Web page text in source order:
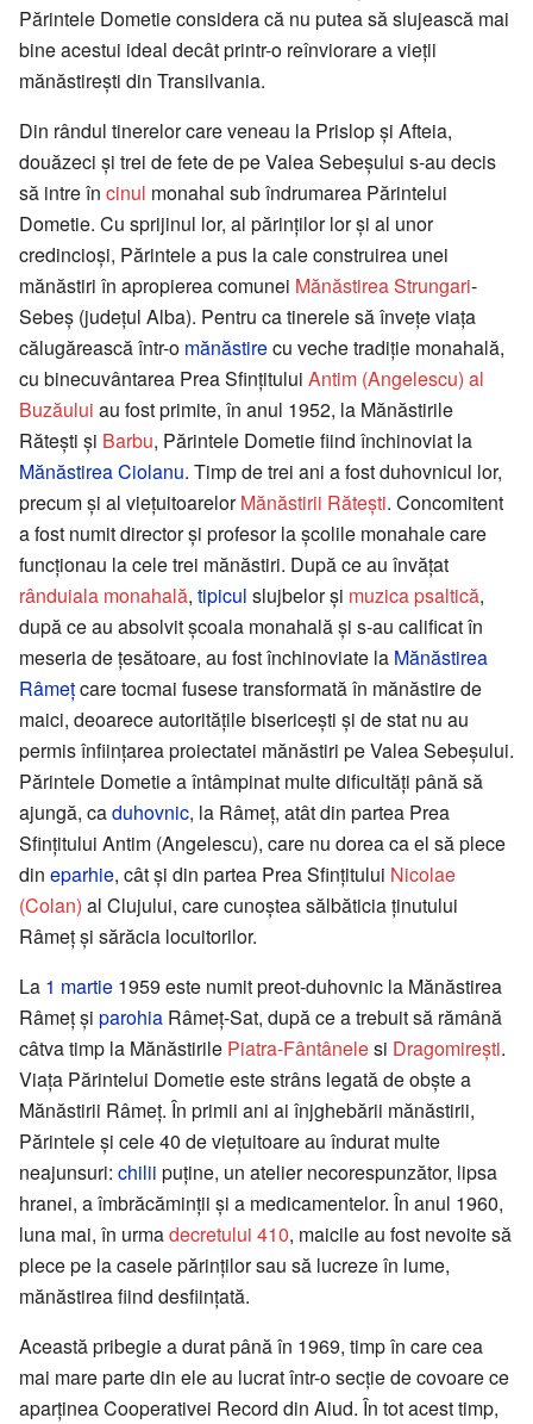
Părintele Dometie considera că nu putea să slujească mai
bine acestui ideal decât printr-o reînviorare a vieţii
mănăstireşti din Transilvania.
Din rândul tinerelor care veneau la Prislop şi Afteia,
douăzeci şi trei de fete de pe Valea Sebeşului s-au decis
să intre în cinul monahal sub îndrumarea Părintelui
Dometie. Cu sprijinul lor, al părinţilor lor şi al unor
credincioşi, Părintele a pus la cale construirea unei
mănăstiri în apropierea comunei Mănăstirea Strungari-
Sebeş (judeţul Alba). Pentru ca tinerele să înveţe viaţa
călugărească într-o mănăstirecu veche tradiţie monahală,
cu binecuvântarea Prea Sfinţitului Antim (Angelescu) al
Buzăului au fost primite, în anul 1952, la Mănăstirile
Răteşti şi Barbu, Părintele Dometie fiind închinoviat la
Mănăstirea Ciolanu. Timp de trei ani a fost duhovnicul lor,
precum şi al vieţuitoarelorMănăstirii Răteşti. Concomitent
a fost numit director şi profesor la şcolile monahale care
funcţionau la cele trei mănăstiri. După ce au învăţat
rânduiala monahală, tipicul slujbelor şi muzica psaltică,
după ce au absolvit şcoala monahală şi s-au calificat în
meseria de ţesătoare, au fost închinoviate la Mănăstirea
Râmeţcare tocmai fusese transformată în mănăstire de
maici, deoarece autorităţile bisericeşti şi de stat nu au
permis înfiinţarea proiectatei mănăstiri pe Valea Sebeşului.
Părintele Dometie a întâmpinat multe dificultăţi până să
ajungă, caduhovnic, la Râmeţ, atât din partea Prea
Sfinţitului Antim (Angelescu), care nu dorea ca el să plece
din eparhie, cât şi din partea Prea Sfinţitului Nicolae
(Colan) al Clujului, care cunoştea sălbăticia ţinutului
Râmeţ şi sărăcia locuitorilor.
La 1 martie 1959 este numit preot-duhovnic la Mănăstirea
Râmeţ şi parohia Râmeţ-Sat, după ce a trebuit să rămână
câtva timp la Mănăstirile Piatra-Fântânelesi Dragomireşti.
Viaţa Părintelui Dometie este strâns legată de obşte a
Mănăstirii Râmeţ. În primii ani ai înjghebării mănăstirii,
Părintele şi cele 40 de vieţuitoare au îndurat multe
neajunsuri: chilii puţine, un atelier necorespunzător, lipsa
hranei, a îmbrăcăminţii şi a medicamentelor. În anul 1960,
luna mai, în urmadecretului 410, maicile au fost nevoite să
plece pe la casele părinţilor sau să lucreze în lume,
mănăstirea fiind desfiinţată.
Această pribegie a durat până în 1969, timp în care cea
mai mare parte din ele au lucrat într-o secţie de covoare ce
aparţinea Cooperativei Record din Aiud. În tot acest timp,